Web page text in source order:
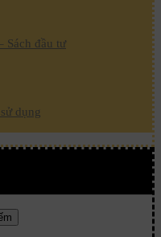
Sách đầu tư
dụng